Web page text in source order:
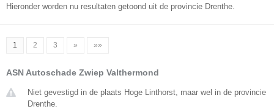
Hieronder worden nu resultaten getoond uit de provincie Drenthe.
1 2 3 » »»
ASN Autoschade Zwiep Valthermond
Niet gevestigd in de plaats Hoge Linthorst, maar wel in de provincie
Drenthe.